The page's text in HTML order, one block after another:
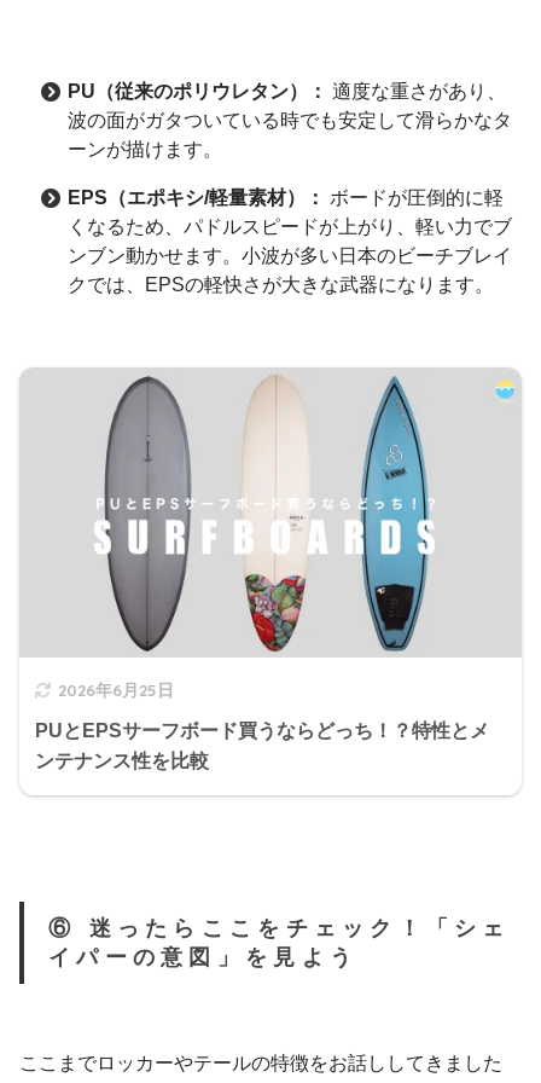
PU（従来のポリウレタン）： 適度な重さがあり、
波の面がガタついている時でも安定して滑らかなタ
ーンが描けます。
EPS（エポキシ/軽量素材）： ボードが圧倒的に軽
くなるため、パドルスピードが上がり、軽い力でブ
ンブン動かせます。小波が多い日本のビーチブレイ
クでは、EPSの軽快さが大きな武器になります。
2026年6月25日
PUとEPSサーフボード買うならどっち！？特性とメ
ンテナンス性を比較
⑥ 迷ったらここをチェック！「シェ
イパーの意図」を見よう
ここまでロッカーやテールの特徴をお話ししてきました